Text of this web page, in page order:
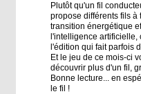
Plutôt qu'un fil
propose différents fils à
transition énergétique
l'intelligence
l'édition qui fait parfois
Et le jeu de ce mois-ci
découvrir plus d'un fil,
Bonne lecture... en
le fil !